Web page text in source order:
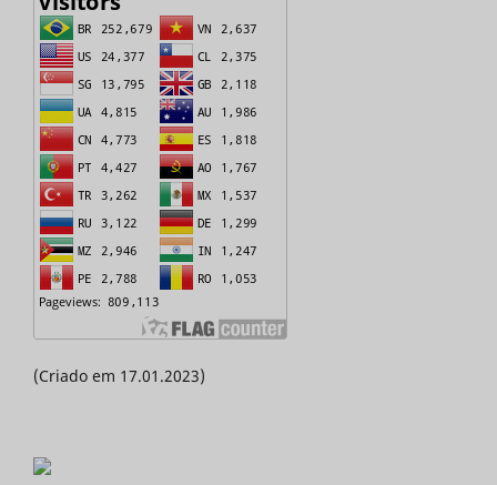
(Criado em 17.01.2023)